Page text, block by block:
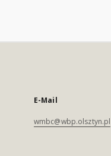
E-Mail
wmbc@wbp.olsztyn.pl